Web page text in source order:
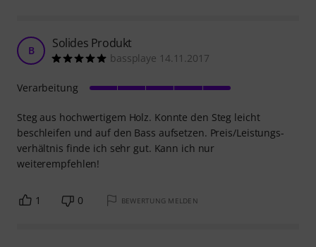
B Solides Produkt
bassplaye 14.11.2017
Steg aus hochwertigem Holz. Konnte den Steg leicht
beschleifen und auf den Bass aufsetzen. Preis/Leistungs-
verhältnis finde ich sehr gut. Kann ich nur
weiterempfehlen!
Verarbeitung
1 0 BEWERTUNG MELDEN